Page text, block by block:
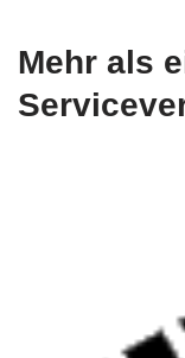
Mehr als